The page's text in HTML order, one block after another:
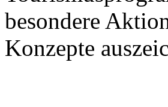
besondere
Konzepte